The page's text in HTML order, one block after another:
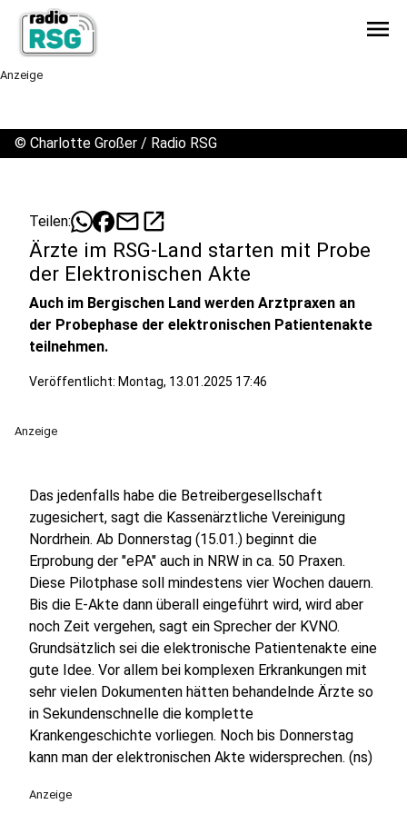
menu
Anzeige
© Charlotte Großer / Radio RSG
Teilen: mailopen_in_new
Ärzte im RSG-Land starten mit Probe
der Elektronischen Akte
Auch im Bergischen Land werden Arztpraxen an
der Probephase der elektronischen Patientenakte
teilnehmen.
Veröffentlicht: Montag, 13.01.2025 17:46
Anzeige
Das jedenfalls habe die Betreibergesellschaft
zugesichert, sagt die Kassenärztliche Vereinigung
Nordrhein. Ab Donnerstag (15.01.) beginnt die
Erprobung der "ePA" auch in NRW in ca. 50 Praxen.
Diese Pilotphase soll mindestens vier Wochen dauern.
Bis die E-Akte dann überall eingeführt wird, wird aber
noch Zeit vergehen, sagt ein Sprecher der KVNO.
Grundsätzlich sei die elektronische Patientenakte eine
gute Idee. Vor allem bei komplexen Erkrankungen mit
sehr vielen Dokumenten hätten behandelnde Ärzte so
in Sekundenschnelle die komplette
Krankengeschichte vorliegen. Noch bis Donnerstag
kann man der elektronischen Akte widersprechen. (ns)
Anzeige